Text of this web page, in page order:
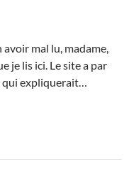
avoir mal lu, madame,
je lis ici. Le site a par
qui expliquerait…